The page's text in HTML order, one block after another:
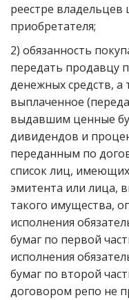
реестре владельцев
приобретателя;
2) обязанность
передать продавцу
денежных средств,
выплаченное
выдавшим ценные
дивидендов и
переданным по
список лиц,
эмитента или лица,
такого имущества,
исполнения
бумаг по первой
исполнения
бумаг по второй
договором репо не